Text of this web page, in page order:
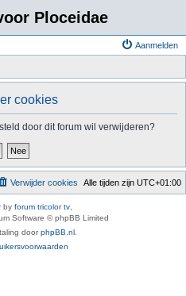
Ploceidae
Aanmelden
cookies
door dit forum wil verwijderen?
Alle tijden zijn UTC+01:00
Verwijder cookies
by forum tricolor tv
Software © phpBB Limited
doorphpBB.nl